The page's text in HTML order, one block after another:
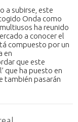
a subirse, este
Onda como
ha reunido
a conocer el
compuesto por un
en
que este
que ha puesto en
también pasarán